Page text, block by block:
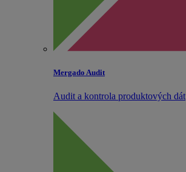
Mergado Audit
Audit a kontrola produktových dát